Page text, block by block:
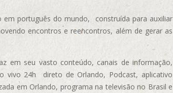
português do mundo, construída para auxiliar
encontros e reencontros, além de gerar as
em seu vasto conteúdo, canais de informação,
vivo 24h direto de Orlando, Podcast, aplicativo
em Orlando, programa na televisão no Brasil e